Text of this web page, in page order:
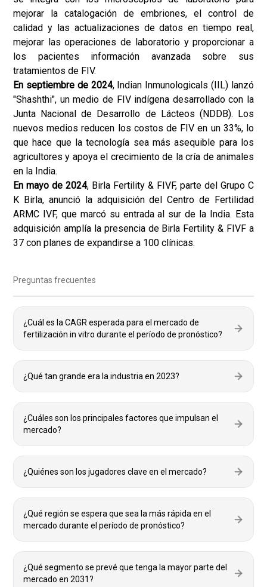
mejorar la catalogación de embriones, el control de
calidad y las actualizaciones de datos en tiempo real,
mejorar las operaciones de laboratorio y proporcionar a
los pacientes información avanzada sobre sus
tratamientos de FIV.
En septiembre de 2024, Indian Inmunologicals (IIL) lanzó
"Shashthi", un medio de FIV indígena desarrollado con la
Junta Nacional de Desarrollo de Lácteos (NDDB). Los
nuevos medios reducen los costos de FIV en un 33%, lo
que hace que la tecnología sea más asequible para los
agricultores y apoya el crecimiento de la cría de animales
en la India.
En mayo de 2024, Birla Fertility & FIVF, parte del Grupo C
K Birla, anunció la adquisición del Centro de Fertilidad
ARMC IVF, que marcó su entrada al sur de la India. Esta
adquisición amplía la presencia de Birla Fertility & FIVF a
37 con planes de expandirse a 100 clínicas.
Preguntas frecuentes
¿Cuál es la CAGR esperada para el mercado de
fertilización in vitro durante el período de pronóstico?
¿Qué tan grande era la industria en 2023?
¿Cuáles son los principales factores que impulsan el
mercado?
¿Quiénes son los jugadores clave en el mercado?
¿Qué región se espera que sea la más rápida en el
mercado durante el período de pronóstico?
¿Qué segmento se prevé que tenga la mayor parte del
mercado en 2031?